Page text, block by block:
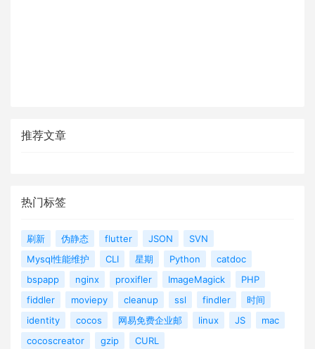
推荐文章
热门标签
刷新 伪静态 flutter JSON
SVN
Mysql性能维护
CLI 星期 Python
catdoc
bspapp
nginx proxifler ImageMagick
PHP
fiddler
moviepy cleanup ssl findler
时间
identity
cocos 网易免费企业邮 linux JS
mac
cocoscreator
gzip CURL